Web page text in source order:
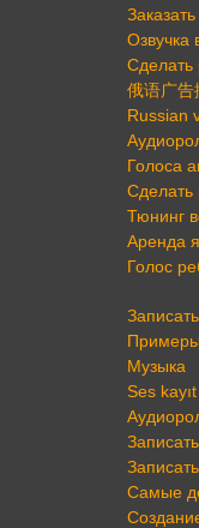
Озвучка
Сделать
俄语广告
Russian
Голоса
Сделать
Тюнинг
Аренда
Голос
Музыка
Ses
Самые